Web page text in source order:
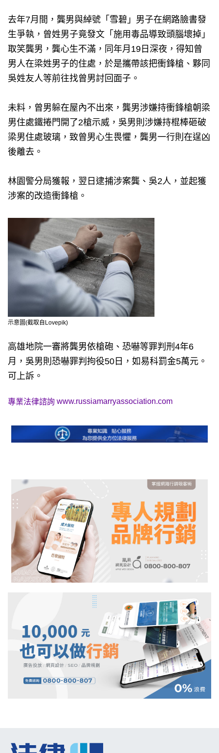
去年7月間，龔男與綽號「雪碧」男子在網路臉書發
生爭執，曾姓男子竟發文「施用毒品導致頭腦壞掉」
取笑龔男，龔心生不滿，同年月19日深夜，得知曾
男人在梁姓男子的住處，於是攜帶該把衝鋒槍、夥同
吳姓友人等前往找曾男討回面子。
未料，曾男躲在屋內不出來，龔男涉嫌持衝鋒槍朝梁
男住處鐵捲門開了2槍示威，吳男則涉嫌持棍棒砸破
梁男住處玻璃，致曾男心生畏懼，龔男一行則在逞凶
後離去。
林園警分局獲報，翌日逮捕涉案龔、吳2人，並起獲
涉案的改造衝鋒槍。
示意圖(截取自Lovepik)
高雄地院一審將龔男依槍砲、恐嚇等罪判刑4年6
月，吳男則恐嚇罪判拘役50日，如易科罰金5萬元。
可上訴。
專業法律諮詢www.russiamarryassociation.com